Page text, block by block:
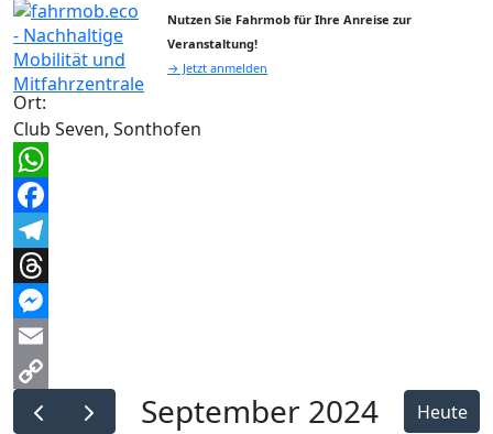
Nutzen Sie Fahrmob für Ihre Anreise zur
Veranstaltung!
→ Jetzt anmelden
Ort:
Club Seven, Sonthofen
WhatsApp
Facebook
Telegram
Threads
Messenger
Email
Copy
September 2024 Heute